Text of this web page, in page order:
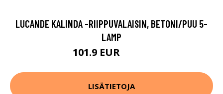
LUCANDE KALINDA -RIIPPUVALAISIN, BETONI/PUU 5-
LAMP
101.9 EUR
LISÄTIETOJA